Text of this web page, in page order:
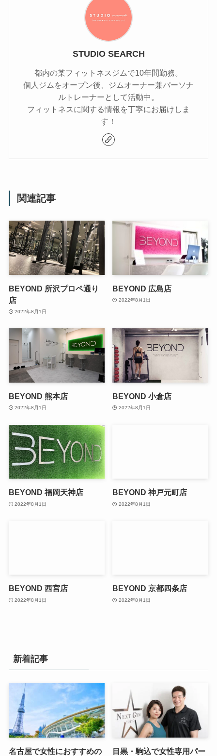
STUDIO SEARCH
都内の某フィットネスジムで10年間勤務。
個人ジムをオープン後、ジムオーナー兼パーソナ
ルトレーナーとして活動中。
フィットネスに関する情報を丁寧にお届けしま
す！
関連記事
BEYOND 所沢プロペ通り
店
2022年8月1日
BEYOND 広島店
2022年8月1日
BEYOND 熊本店
2022年8月1日
BEYOND 小倉店
2022年8月1日
BEYOND 福岡天神店
2022年8月1日
BEYOND 神戸元町店
2022年8月1日
BEYOND 西宮店
2022年8月1日
BEYOND 京都四条店
2022年8月1日
新着記事
名古屋で女性におすすめの
目黒・駒込で女性専用パー